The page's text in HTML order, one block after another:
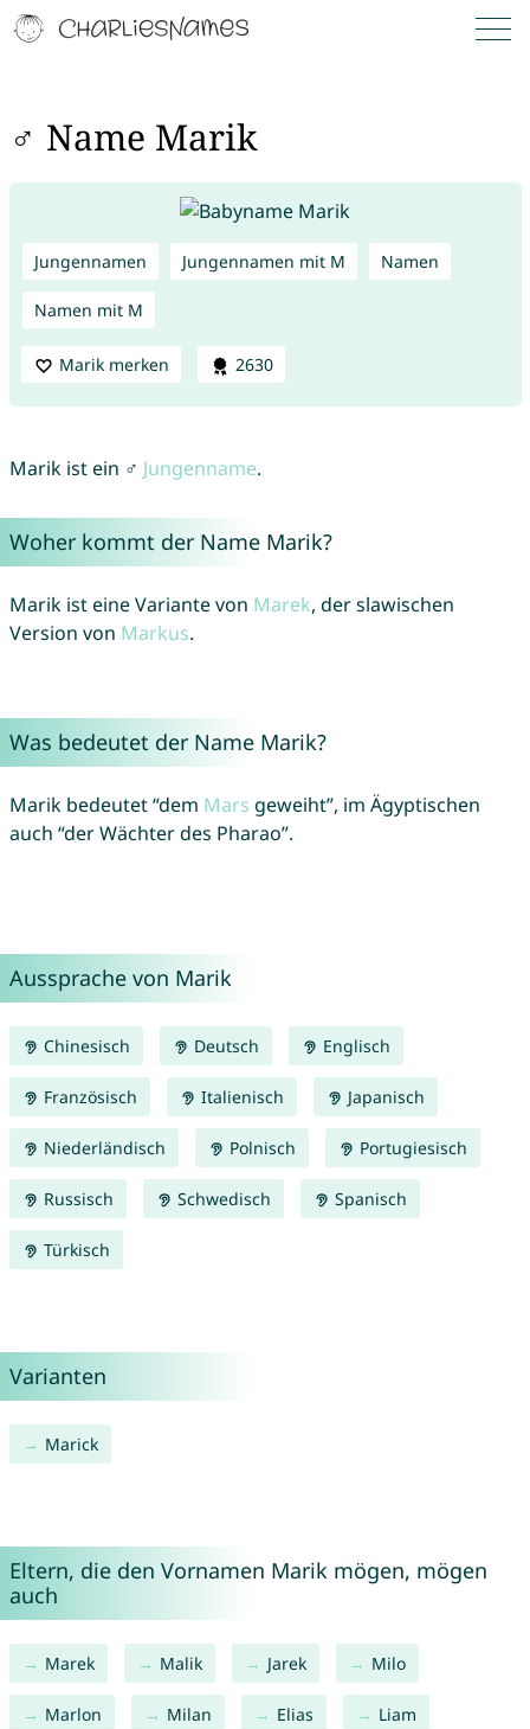
♂ Name Marik
Jungennamen Jungennamen mit M Namen
Namen mit M
Marik merken 2630
Marik ist ein ♂ Jungenname.
Woher kommt der Name Marik?
Marik ist eine Variante von Marek, der slawischen
Version von Markus.
Was bedeutet der Name Marik?
Marik bedeutet “dem Mars geweiht”, im Ägyptischen
auch “der Wächter des Pharao”.
Aussprache von Marik
Chinesisch Deutsch Englisch
Französisch Italienisch Japanisch
Niederländisch Polnisch Portugiesisch
Russisch Schwedisch Spanisch
Türkisch
Varianten
Marick
Eltern, die den Vornamen Marik mögen, mögen
auch
Marek Malik Jarek Milo
Marlon Milan Elias Liam